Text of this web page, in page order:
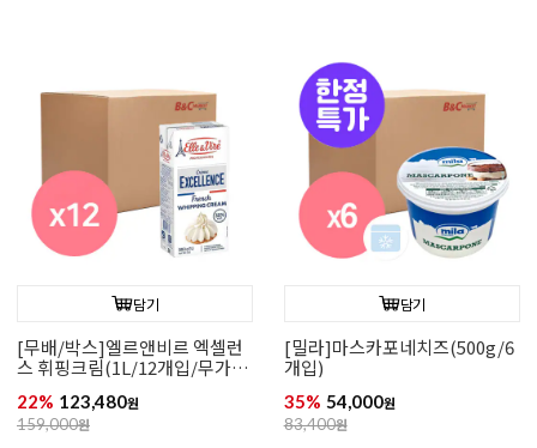
담기
[무배/박스]엘르앤비르 엑셀런
스 휘핑크림(1L/12개입/무가
22% 123,480원
159,000원
담기
[밀라]마스카포네치즈(500g/6
개입)
35% 54,000원
83,400원